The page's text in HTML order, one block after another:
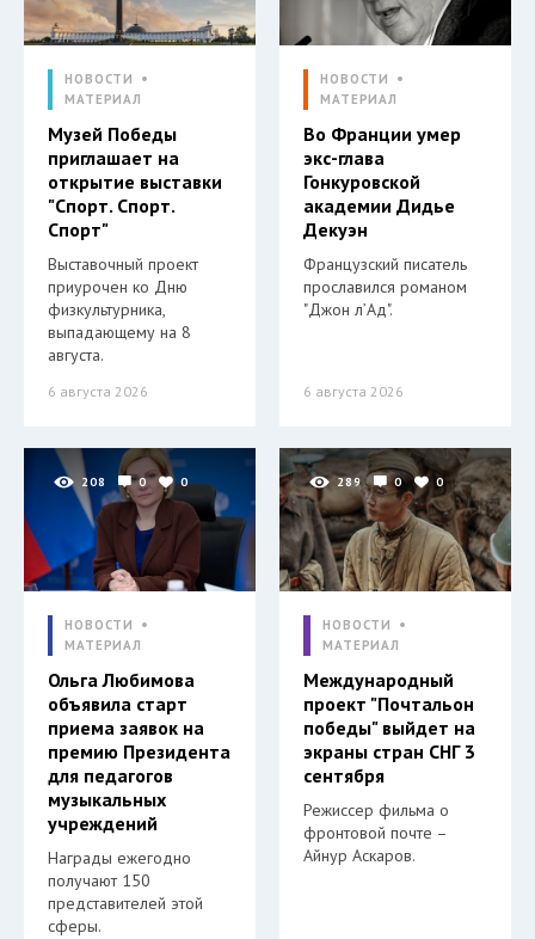
НОВОСТИ
МАТЕРИАЛ
Музей Победы
приглашает на
открытие выставки
"Спорт. Спорт.
Спорт"
Выставочный проект
приурочен ко Дню
физкультурника,
выпадающему на 8
августа.
6 августа 2026
НОВОСТИ
МАТЕРИАЛ
Во Франции умер
экс-глава
Гонкуровской
академии Дидье
Декуэн
Французский писатель
прославился романом
"Джон л’Ад".
6 августа 2026
208 0 0
НОВОСТИ
МАТЕРИАЛ
Ольга Любимова
объявила старт
приема заявок на
премию Президента
для педагогов
музыкальных
учреждений
Награды ежегодно
получают 150
представителей этой
сферы.
289 0 0
НОВОСТИ
МАТЕРИАЛ
Международный
проект "Почтальон
победы" выйдет на
экраны стран СНГ 3
сентября
Режиссер фильма о
фронтовой почте –
Айнур Аскаров.